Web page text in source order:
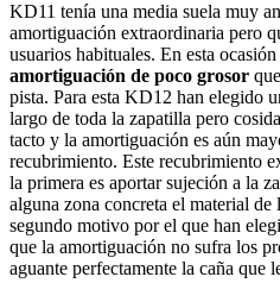
KD11 tenía una media suela muy
amortiguación extraordinaria pero
usuarios habituales. En esta ocasión
amortiguación de poco grosor
pista. Para esta KD12 han elegido
largo de toda la zapatilla pero
tacto y la amortiguación es aún
recubrimiento. Este recubrimiento
la primera es aportar sujeción a la
alguna zona concreta el material de
segundo motivo por el que han
que la amortiguación no sufra los
aguante perfectamente la caña que